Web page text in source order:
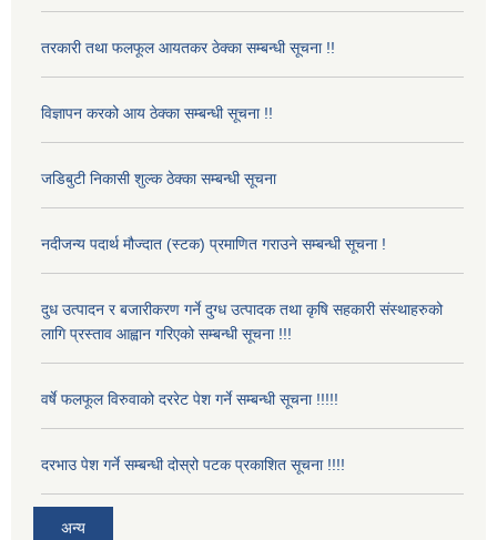
तरकारी तथा फलफूल आयतकर ठेक्का सम्बन्धी सूचना !!
विज्ञापन करको आय ठेक्का सम्बन्धी सूचना !!
जडिबुटी निकासी शुल्क ठेक्का सम्बन्धी सूचना
नदीजन्य पदार्थ मौज्दात (स्टक) प्रमाणित गराउने सम्बन्धी सूचना !
दुध उत्पादन र बजारीकरण गर्ने दुग्ध उत्पादक तथा कृषि सहकारी संस्थाहरुको
लागि प्रस्ताव आह्वान गरिएको सम्बन्धी सूचना !!!
वर्षे फलफूल विरुवाको दररेट पेश गर्ने सम्बन्धी सूचना !!!!!
दरभाउ पेश गर्ने सम्बन्धी दोस्रो पटक प्रकाशित सूचना !!!!
अन्य